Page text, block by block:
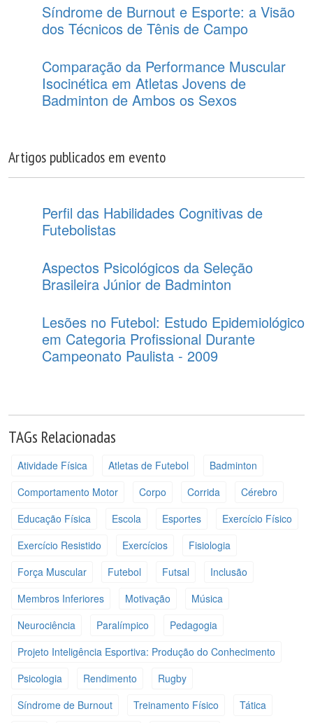
Síndrome de Burnout e Esporte: a Visão
dos Técnicos de Tênis de Campo
Comparação da Performance Muscular
Isocinética em Atletas Jovens de
Badminton de Ambos os Sexos
Artigos publicados em evento
Perfil das Habilidades Cognitivas de
Futebolistas
Aspectos Psicológicos da Seleção
Brasileira Júnior de Badminton
Lesões no Futebol: Estudo Epidemiológico
em Categoria Profissional Durante
Campeonato Paulista - 2009
TAGs Relacionadas
Atividade Física Atletas de Futebol
Badminton
Comportamento Motor
Corpo Corrida
Cérebro
Educação Física
Escola Esportes
Exercício Físico
Exercício Resistido
Exercícios
Fisiologia
Força Muscular
Futebol Futsal
Inclusão
Membros Inferiores
Motivação
Música
Neurociência
Paralímpico
Pedagogia
Projeto Inteligência Esportiva: Produção do Conhecimento
Psicologia
Rendimento
Rugby
Síndrome de Burnout
Treinamento Físico
Tática